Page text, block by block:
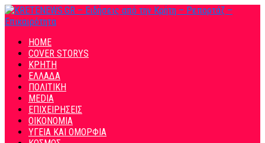
HOME
COVER STORYS
ΚΡΗΤΗ
ΕΛΛΑΔΑ
ΠΟΛΙΤΙΚΗ
MEDIA
ΕΠΙΧΕΙΡΗΣΕΙΣ
ΟΙΚΟΝΟΜΙΑ
ΥΓΕΙΑ ΚΑΙ ΟΜΟΡΦΙΑ